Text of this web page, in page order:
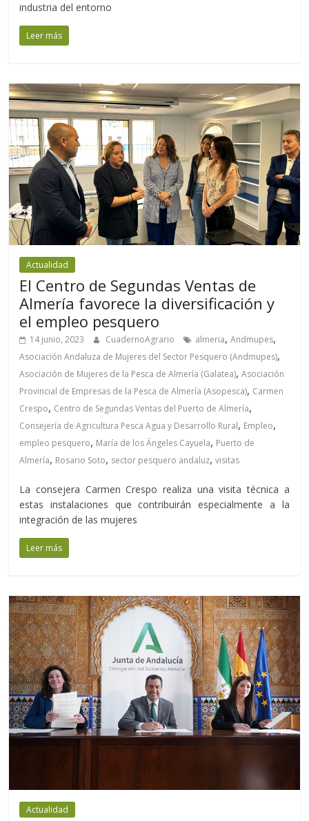
industria del entorno
Leer más
Actualidad
El Centro de Segundas Ventas de
Almería favorece la diversificación y
el empleo pesquero
14 junio, 2023 CuadernoAgrario almeria,Andmupes,
Asociación Andaluza de Mujeres del Sector Pesquero (Andmupes),
Asociación de Mujeres de la Pesca de Almería (Galatea),Asociación
Provincial de Empresas de la Pesca de Almería (Asopesca), Carmen
Crespo, Centro de Segundas Ventas del Puerto de Almería,
Consejería de Agricultura Pesca Agua y Desarrollo Rural, Empleo,
empleo pesquero, María de los Ángeles Cayuela, Puerto de
Almería, Rosario Soto, sector pesquero andaluz,visitas
La consejera Carmen Crespo realiza una visita técnica a
estas instalaciones que contribuirán especialmente a la
integración de las mujeres
Leer más
Actualidad